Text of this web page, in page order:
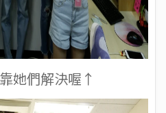
她們解決喔↑